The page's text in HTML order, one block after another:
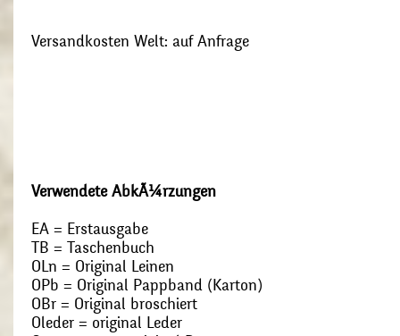
Versandkosten Welt: auf Anfrage
Verwendete AbkÃ¼rzungen
EA = Erstausgabe
TB = Taschenbuch
OLn = Original Leinen
OPb = Original Pappband (Karton)
OBr = Original broschiert
Oleder = original Leder